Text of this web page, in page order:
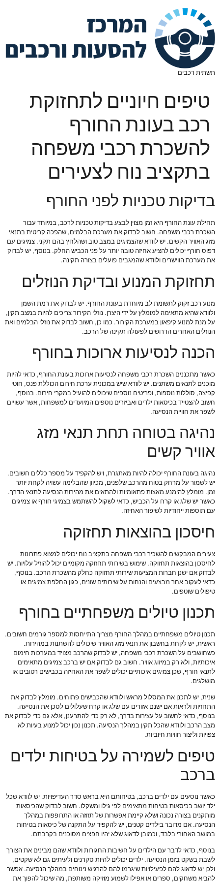
תשתית רכבים
טיפים חיוניים לתחזוקת
רכב בעונת החורף
להשכרת רכבי משפחה
בתקציב נוח לצעירים
בדיקות טכניות לפני החורף
תחילת עונת החורף היא זמן מצוין לבצע בדיקות טכניות לרכב, במיוחד עבור
השכרת רכבי משפחה. חשוב לבדוק את מערכת הבלמים, שהפכה קריטית בתנאי
מזג האוויר הקשים. יש לוודא שהצמיגים במצב טוב ושהלחץ בהם תקני. צמיגים עם
דפוס חורף יכולים להציע אחיזה טובה יותר על פני הכביש החלק. בנוסף, יש לבדוק
את מערכת הווישרים ולוודא שהמגבים פועלים בצורה תקינה.
תחזוקת המנוע ובדיקת הנוזלים
מנוע רכב זקוק לתשומת לב מיוחדת בעונת החורף. יש לבדוק את רמת השמן
ולוודא שהיא מתאימה למומלץ על ידי היצרן. נוזלי הקירור צריכים להיות במצב תקין,
על מנת למנוע קיפאון במערכת הקירור. כמו כן, חשוב לבדוק את נוזלי הבלמים ואת
הנוזלים האחרים הדרושים לפעולה תקינה של הרכב.
הכנה לנסיעות ארוכות בחורף
כאשר מתכננים השכרת רכבי משפחה לנסיעות ארוכות בעונת החורף, כדאי להיות
מוכנים לתנאים משתנים. יש לוודא שיש במכונית ערכת חירום הכוללת פנס, חוטי
קפיצה, סוללות נוספות, ופריטים נוספים שיכולים להועיל במקרי חירום. בנוסף,
חשוב להצטייד בכיסאות ילדים ואביזרים נוספים המיועדים למשפחות, אשר עשויים
לשפר את חוויית הנסיעה.
נהיגה בטוחה תחת תנאי מזג
אוויר קשים
נהיגה בעונת החורף יכולה להיות מאתגרת, ויש להקפיד על מספר כללים חשובים.
יש לשמור על מרחק בטוח מהרכב שלפנים, מכיוון שהבלימה עשויה לקחת יותר
זמן. מומלץ להימנע מאצות פתאומיות ולהתאים את מהירות הנסיעה לתנאי הדרך.
כאשר יש שלג או קרח על הכביש, כדאי לשקול להשתמש בצמיגי חורף או צמיגים
עם תוספות ייחודיות לשיפור האחיזה.
חיסכון בהוצאות תחזוקה
צעירים המבקשים להשכיר רכבי משפחה בתקציב נוח יכולים למצוא פתרונות
לחיסכון בהוצאות תחזוקה. שימוש בשירותי תחזוקה מקומיים יכול להוזיל עלויות. יש
לבדוק אם ישנן חברות המציעות שירותי תחזוקה כחלק מהשכרת הרכב. בנוסף,
כדאי לעקוב אחר מבצעים והנחות על שירותים שונים, כגון החלפת צמיגים או
טיפולים שוטפים.
תכנון טיולים משפחתיים בחורף
תכנון טיולים משפחתיים במהלך החורף מצריך התייחסות למספר גורמים חשובים.
ראשית, יש לקחת בחשבון את תנאי מזג האוויר שיכולים להשתנות במהירות.
כשחושבים על השכרת רכבי משפחה, יש לבדוק שהרכב מצויד במערכות חימום
איכותיות, ולא רק במיזוג אוויר. חשוב גם לבדוק אם יש ברכב צמיגים מתאימים
לתנאי חורף, שכן צמיגים איכותיים יכולים לשפר את האחיזה בכבישים רטובים או
מושלגים.
שנית, יש לתכנן את המסלול מראש ולוודא שהכבישים פתוחים. מומלץ לבדוק את
התחזיות ולראות אם ישנם אזורים עם שלג או קרח שעלולים לסכן את הנסיעה.
בנוסף, כדאי לחשוב על עצירות בדרך, לא רק כדי להתרענן, אלא גם כדי לבדוק את
מצב הרכב ולוודא שהכל תקין במהלך הנסיעה. תכנון נכון יכול למנוע בעיות לא
צפויות וליצור חוויות חיוביות.
טיפים לשמירה על בטיחות ילדים
ברכב
כאשר נוסעים עם ילדים ברכב, בטיחותם היא בראש סדר העדיפויות. יש לוודא שכל
ילד יושב בכיסאות בטיחות מתאימים לפי גילו ומשקלו. חשוב לבדוק שהכיסאות
מותקנים בצורה נכונה ושלא קיימת אפשרות של תזוזה או התרופפות במהלך
הנסיעה. אם מדובר בילדים קטנים, יש להקפיד על התקנה של כיסאות בטיחות
במושב האחורי בלבד, וכמובן לדאוג שלא יהיו חפצים מסוכנים בקרבתם.
בנוסף, כדאי לדבר עם הילדים על חשיבות החגורות ולוודא שהם מבינים את הצורך
לשבת בשקט בזמן הנסיעה. ילדים יכולים להיות סקרנים ולעיתים גם לא שקטים,
ולכן יש לדאוג להם לפעילויות שיגרמו להם להרגיש נינוחים במהלך הנסיעה. אפשר
להביא משחקים, ספרים או אפילו לשמוע מוזיקה משותפת, מה שיכול להפוך את